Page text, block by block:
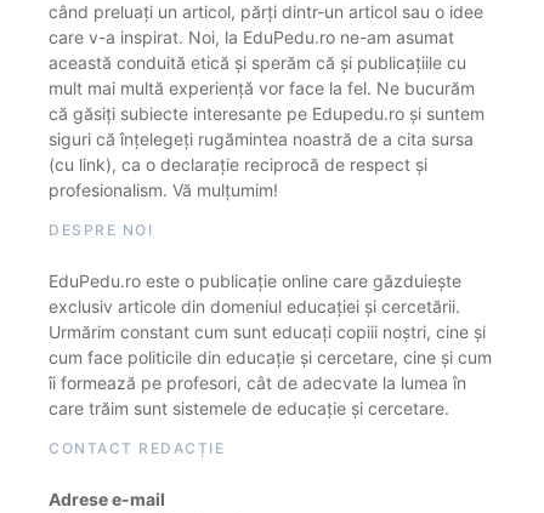
când preluați un articol, părți dintr-un articol sau o idee
care v-a inspirat. Noi, la EduPedu.ro ne-am asumat
această conduită etică și sperăm că și publicațiile cu
mult mai multă experiență vor face la fel. Ne bucurăm
că găsiți subiecte interesante pe Edupedu.ro și suntem
siguri că înțelegeți rugămintea noastră de a cita sursa
(cu link), ca o declarație reciprocă de respect și
profesionalism. Vă mulțumim!
DESPRE NOI
EduPedu.ro este o publicație online care găzduiește
exclusiv articole din domeniul educației și cercetării.
Urmărim constant cum sunt educați copiii noștri, cine și
cum face politicile din educație și cercetare, cine și cum
îi formează pe profesori, cât de adecvate la lumea în
care trăim sunt sistemele de educație și cercetare.
CONTACT REDACȚIE
Adrese e-mail